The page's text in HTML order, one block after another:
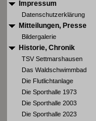
Impressum
Datenschutzerklärung
Mitteilungen, Presse
Bildergalerie
Historie, Chronik
TSV Settmarshausen
Das Waldschwimmbad
Die Flutlichtanlage
Die Sporthalle 1973
Die Sporthalle 2003
Die Sporthalle 2023